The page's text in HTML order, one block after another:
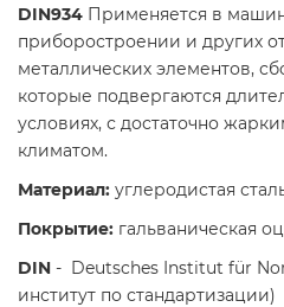
DIN934 Применяется в
приборостроении и других
металлических элементов,
которые подвергаются
условиях, с достаточно
климатом.
Материал: углеродистая
Покрытие: гальваническая
DIN - Deutsches Institut für
институт по стандартизации)